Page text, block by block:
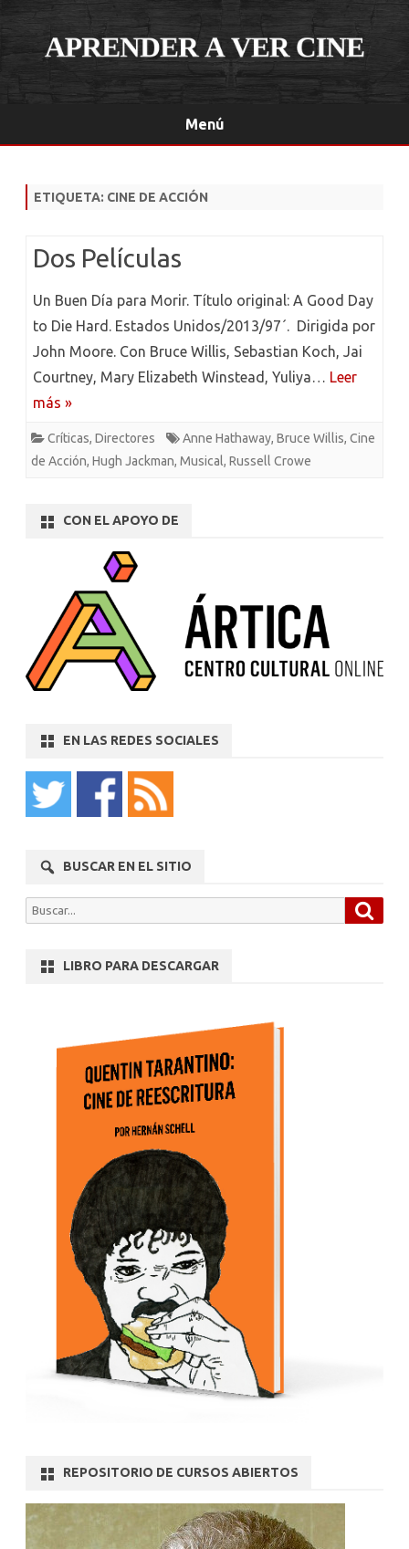
Menú
ETIQUETA: CINE DE ACCIÓN
Dos Películas
Un Buen Día para Morir. Título original: A Good Day
to Die Hard. Estados Unidos/2013/97´. Dirigida por
John Moore. Con Bruce Willis, Sebastian Koch, Jai
Courtney, Mary Elizabeth Winstead, Yuliya… Leer
más »
Críticas, Directores Anne Hathaway, Bruce Willis, Cine
de Acción, Hugh Jackman, Musical, Russell Crowe
CON EL APOYO DE
EN LAS REDES SOCIALES
BUSCAR EN EL SITIO
Buscar
LIBRO PARA DESCARGAR
REPOSITORIO DE CURSOS ABIERTOS